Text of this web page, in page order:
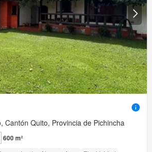
Cantón Quito, Provincia de Pichincha
600 m²